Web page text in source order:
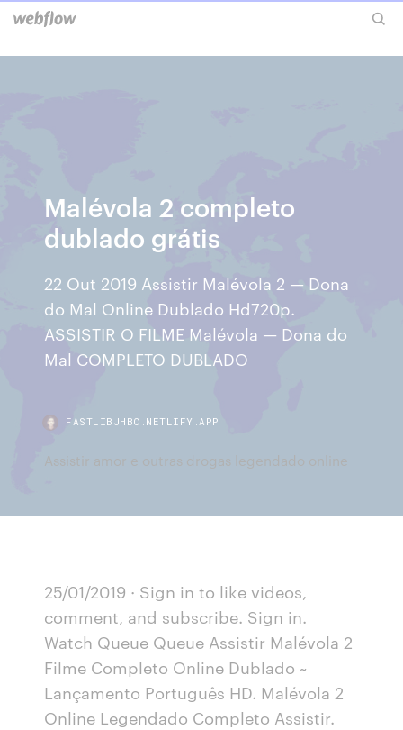
Malévola 2 completo
dublado grátis
22 Out 2019 Assistir Malévola 2 — Dona
do Mal Online Dublado Hd720p.
ASSISTIR O FILME Malévola — Dona do
Mal COMPLETO DUBLADO
FASTLIBJHBC.NETLIFY.APP
Assistir amor e outras drogas legendado online
25/01/2019 · Sign in to like videos,
comment, and subscribe. Sign in.
Watch Queue Queue Assistir Malévola 2
Filme Completo Online Dublado ~
Lançamento Português HD. Malévola 2
Online Legendado Completo Assistir.